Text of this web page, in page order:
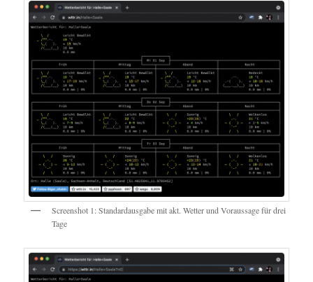
Screenshot 1: Standardausgabe mit akt. Wetter und Voraussage für drei
Tage